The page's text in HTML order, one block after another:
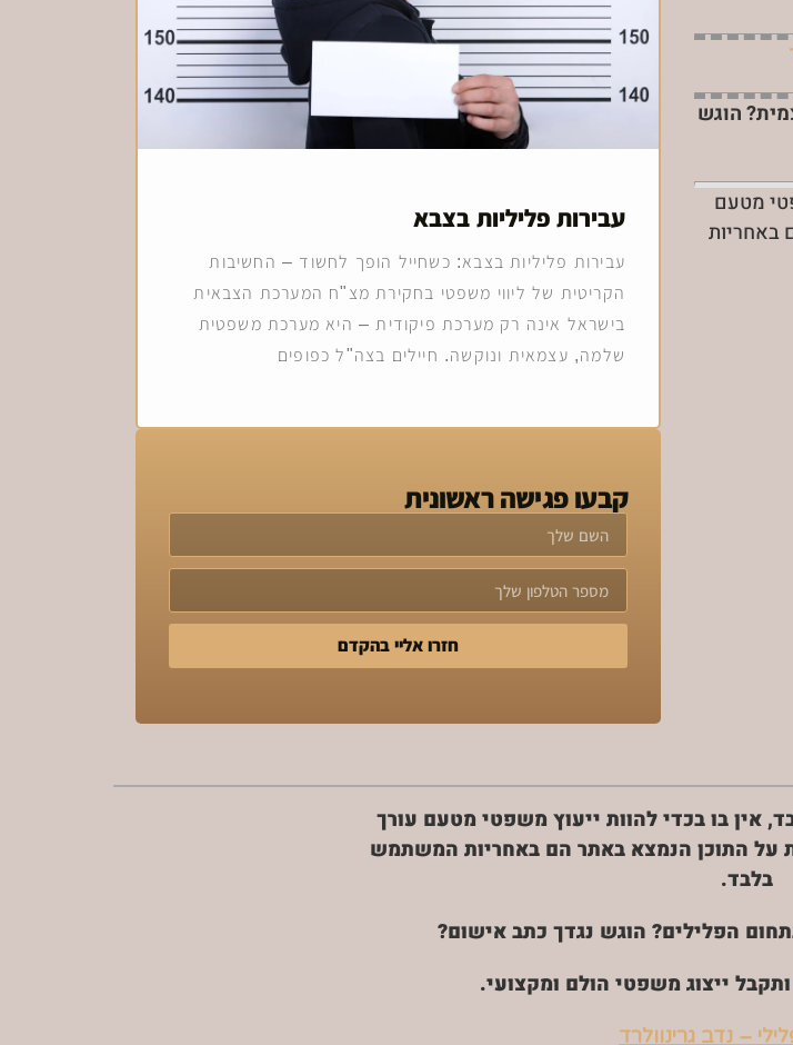
הוגש
מטעם
באחריות
עבירות פליליות בצבא
עבירות פליליות בצבא: כשחייל הופך לחשוד – החשיבות
הקריטית של ליווי משפטי בחקירת מצ"ח המערכת הצבאית
בישראל אינה רק מערכת פיקודית – היא מערכת משפטית
שלמה, עצמאית ונוקשה. חיילים בצה"ל כפופים
קבעו פגישה ראשונית
חזרו אליי בהקדם
אין בו בכדי להוות ייעוץ משפטי מטעם עורך
על התוכן הנמצא באתר הם באחריות המשתמש
בלבד.
הפלילים? הוגש נגדך כתב אישום?
ותקבל ייצוג משפטי הולם ומקצועי.
– נדב גרינוולרד